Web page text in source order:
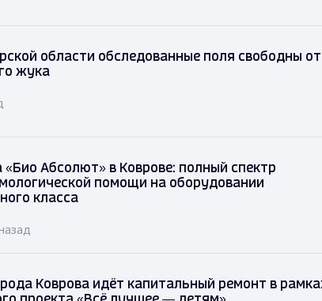
области обследованные поля свободны от
жука
«Био Абсолют» в Коврове: полный спектр
помощи на оборудовании
класса
Коврова идёт капитальный ремонт в